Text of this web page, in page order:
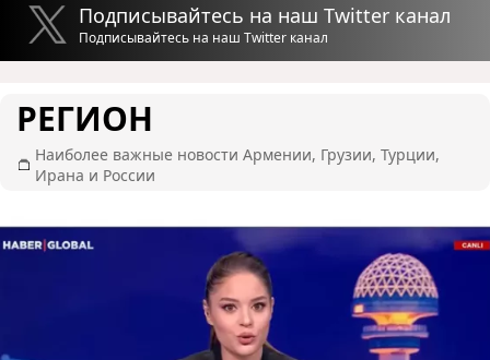
Подписывайтесь на наш Twitter канал
Подписывайтесь на наш Twitter канал
РЕГИОН
Наиболее важные новости Армении, Грузии, Турции,
Ирана и России